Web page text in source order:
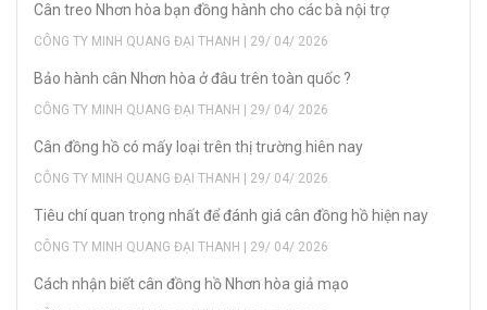
Cân treo Nhơn hòa bạn đồng hành cho các bà nội trợ
CÔNG TY MINH QUANG ĐẠI THANH | 29/ 04/ 2026
Bảo hành cân Nhơn hòa ở đâu trên toàn quốc ?
CÔNG TY MINH QUANG ĐẠI THANH | 29/ 04/ 2026
Cân đồng hồ có mấy loại trên thị trường hiên nay
CÔNG TY MINH QUANG ĐẠI THANH | 29/ 04/ 2026
Tiêu chí quan trọng nhất để đánh giá cân đồng hồ hiện nay
CÔNG TY MINH QUANG ĐẠI THANH | 29/ 04/ 2026
Cách nhận biết cân đồng hồ Nhơn hòa giả mạo